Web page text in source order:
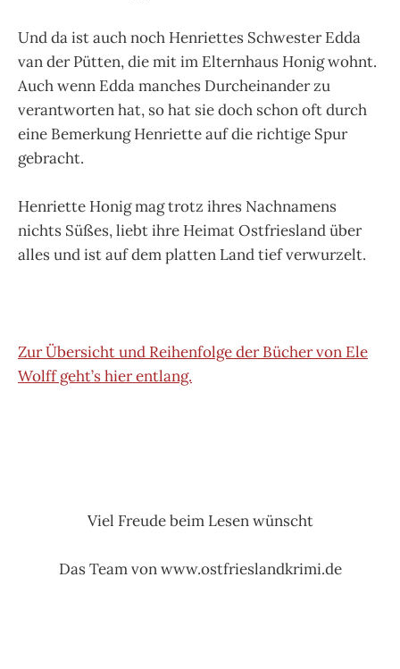
Und da ist auch noch Henriettes Schwester Edda
van der Pütten, die mit im Elternhaus Honig wohnt.
Auch wenn Edda manches Durcheinander zu
verantworten hat, so hat sie doch schon oft durch
eine Bemerkung Henriette auf die richtige Spur
gebracht.
Henriette Honig mag trotz ihres Nachnamens
nichts Süßes, liebt ihre Heimat Ostfriesland über
alles und ist auf dem platten Land tief verwurzelt.
Zur Übersicht und Reihenfolge der Bücher von Ele
Wolff geht’s hier entlang.
Viel Freude beim Lesen wünscht
Das Team von www.ostfrieslandkrimi.de